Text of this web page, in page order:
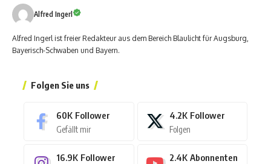
Alfred Ingerl
Alfred Ingerl ist freier Redakteur aus dem Bereich Blaulicht für Augsburg,
Bayerisch-Schwaben und Bayern.
Folgen Sie uns
60K Follower
Gefällt mir
4.2K Follower
Folgen
16.9K Follower 2.4K Abonnenten